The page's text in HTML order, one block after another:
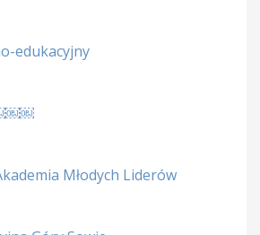
edukacyjny
Młodych Liderów